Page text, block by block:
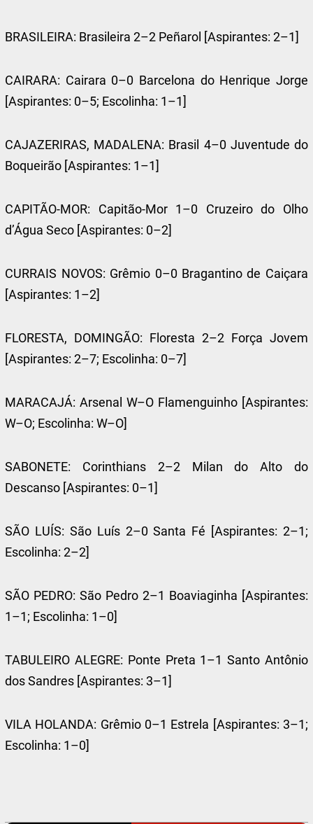
BRASILEIRA: Brasileira 2–2 Peñarol [Aspirantes: 2–1]
CAIRARA: Cairara 0–0 Barcelona do Henrique Jorge
[Aspirantes: 0–5; Escolinha: 1–1]
CAJAZERIRAS, MADALENA: Brasil 4–0 Juventude do
Boqueirão [Aspirantes: 1–1]
CAPITÃO-MOR: Capitão-Mor 1–0 Cruzeiro do Olho
d’Água Seco [Aspirantes: 0–2]
CURRAIS NOVOS: Grêmio 0–0 Bragantino de Caiçara
[Aspirantes: 1–2]
FLORESTA, DOMINGÃO: Floresta 2–2 Força Jovem
[Aspirantes: 2–7; Escolinha: 0–7]
MARACAJÁ: Arsenal W–O Flamenguinho [Aspirantes:
W–O; Escolinha: W–O]
SABONETE: Corinthians 2–2 Milan do Alto do
Descanso [Aspirantes: 0–1]
SÃO LUÍS: São Luís 2–0 Santa Fé [Aspirantes: 2–1;
Escolinha: 2–2]
SÃO PEDRO: São Pedro 2–1 Boaviaginha [Aspirantes:
1–1; Escolinha: 1–0]
TABULEIRO ALEGRE: Ponte Preta 1–1 Santo Antônio
dos Sandres [Aspirantes: 3–1]
VILA HOLANDA: Grêmio 0–1 Estrela [Aspirantes: 3–1;
Escolinha: 1–0]